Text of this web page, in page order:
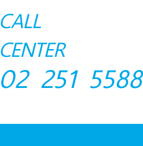
CALL
CENTER
02 251 5588